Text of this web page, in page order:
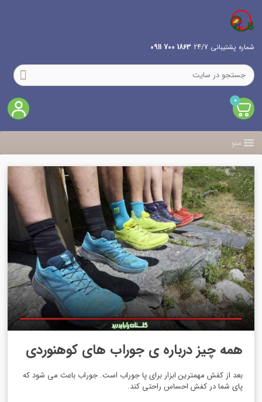
شماره پشتیبانی 24/7 1863 700 0911
0
منو
همه چیز درباره ی جوراب های کوهنوردی
بعد از کفش مهمترین ابزار برای پا جوراب است. جوراب باعث می شود که
پای شما در کفش احساس راحتی کند.